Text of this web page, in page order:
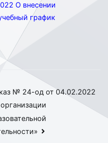
О внесении
график
№ 24-од от 04.02.2022